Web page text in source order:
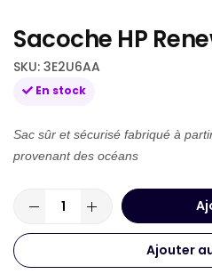
Sacoche HP
SKU 3E2U6AA
En stock
Sac sûr et sécurisé fabriqué à
provenant des océans
Ajouter
of
images
gallery